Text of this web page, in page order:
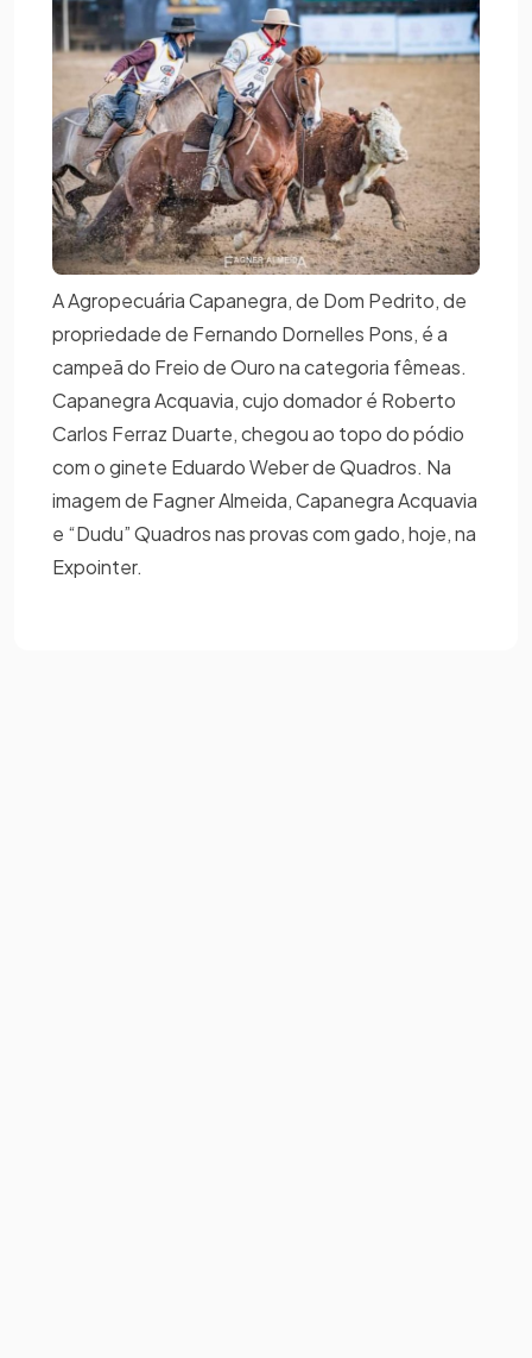
A Agropecuária Capanegra, de Dom Pedrito, de
propriedade de Fernando Dornelles Pons, é a
campeã do Freio de Ouro na categoria fêmeas.
Capanegra Acquavia, cujo domador é Roberto
Carlos Ferraz Duarte, chegou ao topo do pódio
com o ginete Eduardo Weber de Quadros. Na
imagem de Fagner Almeida, Capanegra Acquavia
e “Dudu” Quadros nas provas com gado, hoje, na
Expointer.